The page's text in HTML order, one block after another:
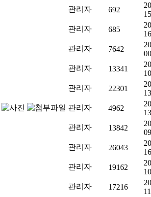
관리자 692
관리자 685
관리자 7642
관리자 13341
관리자 22301
관리자 4962
관리자 13842
관리자 26043
관리자 19162
관리자 17216